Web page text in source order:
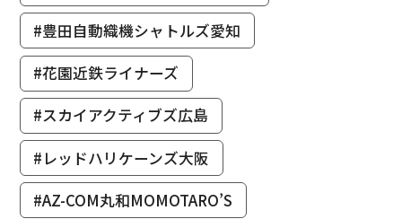
#豊田自動織機シャトルズ愛知
#花園近鉄ライナーズ
#スカイアクティブズ広島
#レッドハリケーンズ大阪
#AZ-COM丸和MOMOTARO’S